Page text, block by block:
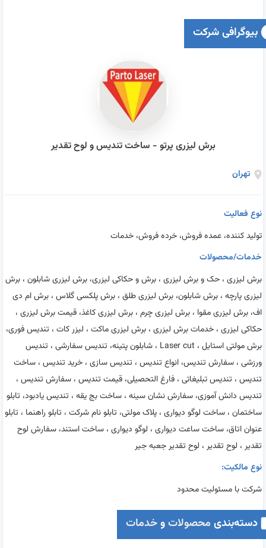
بیوگرافی شرکت
برش لیزری پرتو - ساخت تندیس و لوح تقدیر
تهران
نوع فعالیت
تولید کننده، عمده فروش، خرده فروش، خدمات
خدمات/محصولات
برش لیزری ، حک و برش لیزری ، برش و حکاکی لیزری، برش لیزری شابلون ، برش
لیزری پارچه ، برش شابلون، برش لیزری طلق ، برش پلکسی گلاس ، برش ام دی
اف، برش لیزری مقوا ، برش لیزری چرم ، برش لیزری کاغذ، قیمت برش لیزری ،
حکاکی لیزری ، خدمات برش لیزری ، برش لیزری ماکت ، لیزر کات ، تندیس فوری،
برش مولتی استایل ، Laser cut ، شابلون پتینه، تندیس سفارشی ، تندیس
ورزشی ، سفارش تندیس، انواع تندیس ، تندیس سازی ، خرید تندیس ، ساخت
تندیس ، تندیس تبلیغاتی ، فارغ التحصیلی، قیمت تندیس ، سفارش تندیس ،
تندیس دانش آموزی، سفارش نشان سینه ، ساخت بج یقه ، تندیس یادبود، تابلو
ساختمان ، ساخت لوگو دیواری ، پلاک مولتی، تابلو نام شرکت ، تابلو راهنما ، تابلو
عنوان اتاق، ساخت ساعت دیواری ، لوگو دیواری ، ساخت استند، سفارش لوح
تقدیر ، لوح تقدیر ، لوح تقدیر جعبه جیر
نوع مالکیت:
شرکت با مسئولیت محدود
دسته‌بندی محصولاتوخدمات